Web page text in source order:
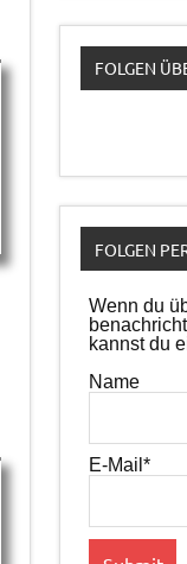
FOLGEN
FOLGEN
Wenn du
kannst du
Name
E-Mail*